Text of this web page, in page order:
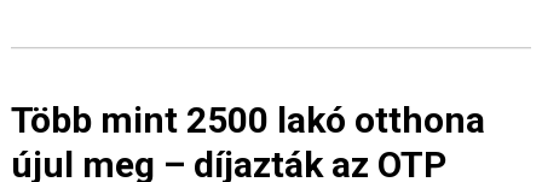
Több mint 2500 lakó otthona
újul meg – díjazták az OTP